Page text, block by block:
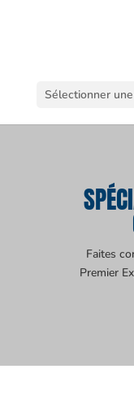
Sélectionner
Faites
Premier